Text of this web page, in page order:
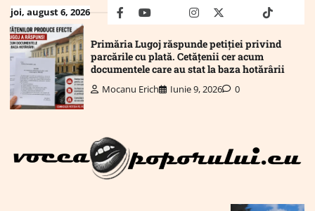
Skip
to
content
joi, august 6, 2026 facebookyoutubeMailinstagram
twitter truthtiktok
Primăria Lugoj răspunde petiției privind
parcările cu plată. Cetățenii cer acum
documentele care au stat la baza hotărârii
Mocanu Erich Iunie 9, 2026 0